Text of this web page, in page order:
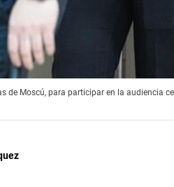
de Moscú, para participar en la audiencia